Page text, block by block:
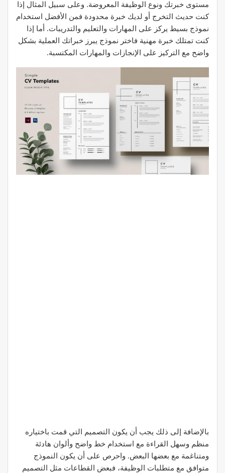
مستوى خبرتك ونوع الوظيفة المعروضة. وعلى سبيل المثال إذا
كنت حديث التخرج أو لديك خبرة محدودة فمن الأفضل استخدام
نموذج بسيط يركز على المهارات والتعليم والتدريبات. أما إذا
كنت تمتلك خبرة مهنية فاختر نموذج يبرز خبراتك العملية بشكل
واضح مع التركيز على الإنجازات والمهارات المكتسبة.
بالإضافة إلى ذلك يجب أن يكون التصميم التي قمت باختياره
منظم وسهل القراءة مع استخدام خط واضح وألوان هادئة
ومتناغمة مع بعضها البعض. واحرص على أن يكون النموذج
متوافق مع متطلبات الوظيفة، فبعض القطاعات مثل التصميم